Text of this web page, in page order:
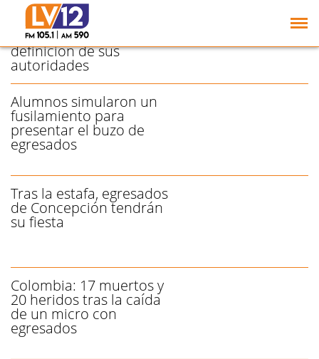
Tras la elección de
egresados, la UNT
avanza hacia la
definición de sus
autoridades
Alumnos simularon un
fusilamiento para
presentar el buzo de
egresados
Tras la estafa, egresados
de Concepción tendrán
su fiesta
Colombia: 17 muertos y
20 heridos tras la caída
de un micro con
egresados